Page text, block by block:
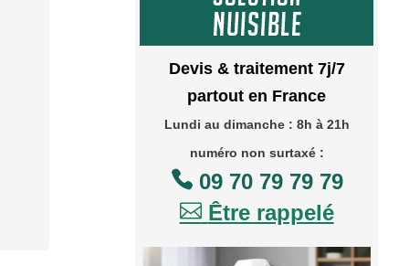
Devis & traitement 7j/7
partout en France
Lundi au dimanche : 8h à 21h
numéro non surtaxé :
09 70 79 79 79
 Être rappelé